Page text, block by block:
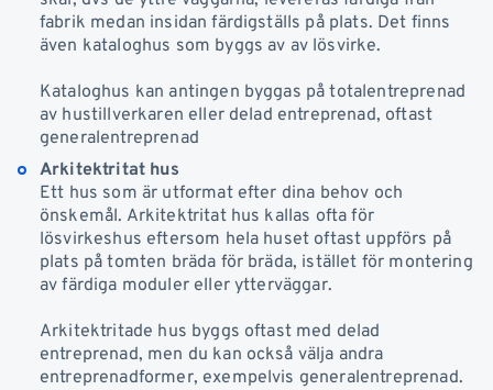
fabrik medan insidan färdigställs på plats. Det finns
även kataloghus som byggs av av lösvirke.
Kataloghus kan antingen byggas på totalentreprenad
av hustillverkaren eller delad entreprenad, oftast
generalentreprenad
Arkitektritat hus
Ett hus som är utformat efter dina behov och
önskemål. Arkitektritat hus kallas ofta för
lösvirkeshus eftersom hela huset oftast uppförs på
plats på tomten bräda för bräda, istället för montering
av färdiga moduler eller ytterväggar.
Arkitektritade hus byggs oftast med delad
entreprenad, men du kan också välja andra
entreprenadformer, exempelvis generalentreprenad.